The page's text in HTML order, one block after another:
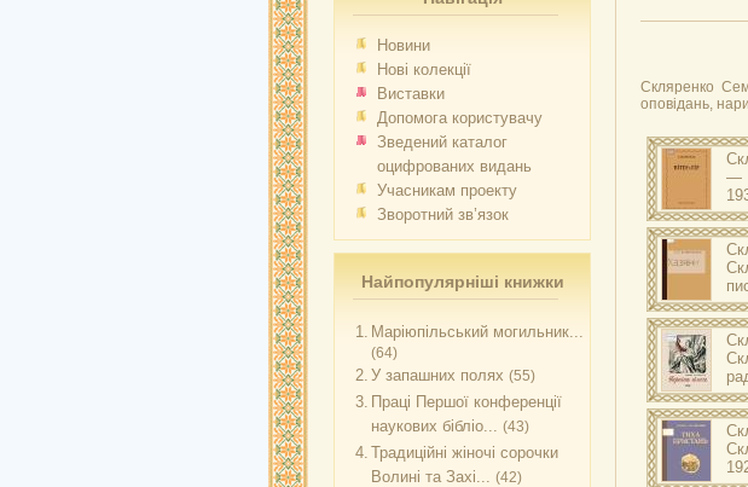
Новини
Нові колекції
Виставки
Допомога користувачу
Зведений каталог
оцифрованих видань
Учасникам проекту
Зворотний зв’язок
Найпопулярніші книжки
1. Маріюпільський могильник...
(64)
2. У запашних полях (55)
3. Праці Першої конференції
наукових бібліо... (43)
4. Традиційні жіночі сорочки
Волині та Захі... (42)
Скляренко
оповідань,
—
—